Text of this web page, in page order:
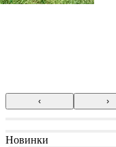
‹ ›
Новинки